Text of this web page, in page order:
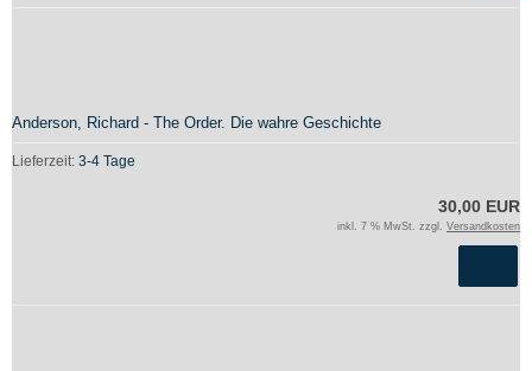
Anderson, Richard - The Order. Die wahre Geschichte
Lieferzeit: 3-4 Tage
30,00 EUR
inkl. 7 % MwSt. zzgl. Versandkosten